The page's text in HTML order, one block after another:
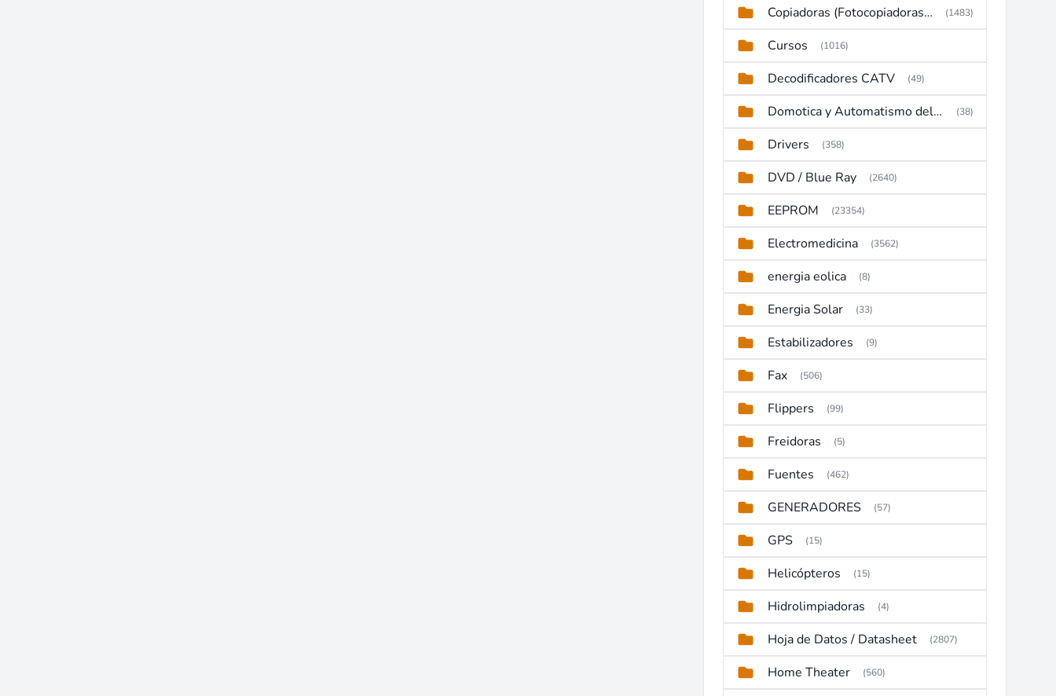
Copiadoras (Fotocopiadoras, Multifunctions, Ploter, etc) (1483)
Cursos (1016)
Decodificadores CATV (49)
Domotica y Automatismo del hogar (38)
Drivers (358)
DVD / Blue Ray (2640)
EEPROM (23354)
Electromedicina (3562)
energia eolica (8)
Energia Solar (33)
Estabilizadores (9)
Fax (506)
Flippers (99)
Freidoras (5)
Fuentes (462)
GENERADORES (57)
GPS (15)
Helicópteros (15)
Hidrolimpiadoras (4)
Hoja de Datos / Datasheet (2807)
Home Theater (560)